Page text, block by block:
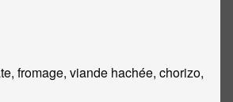
fromage, viande hachée, chorizo,